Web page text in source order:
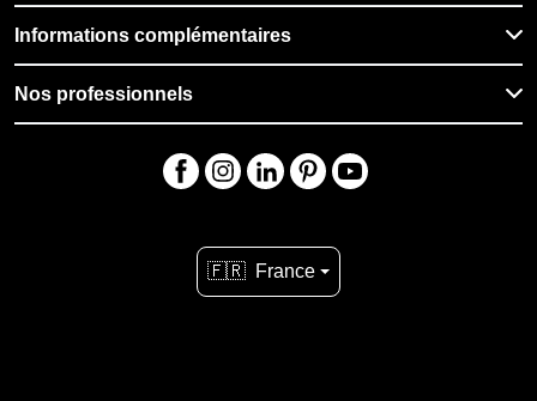
Informations complémentaires
Nos professionnels
🇫🇷 France